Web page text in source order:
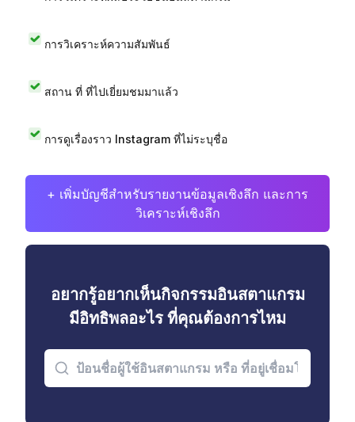
การวิเคราะห์ความสัมพันธ์
สถาน ที่ ที่ไปเยี่ยมชมมาแล้ว
การดูเรื่องราว Instagram ที่ไม่ระบุชื่อ
+ เพิ่มบัญชีสำหรับรายงานข้อมูลเชิงลึก และการ
วิเคราะห์เชิงลึก
อยากรู้อยากเห็นกิจกรรมอินสตาแกรม
มีอิทธิพลอะไร ที่คุณต้องการไหม